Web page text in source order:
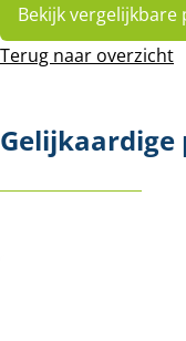
Bekijk vergelijkbare
Terug naar overzicht
Gelijkaardige